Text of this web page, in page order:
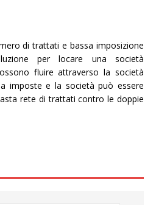
di trattati e bassa imposizione
per locare una società
fluire attraverso la società
imposte e la società può essere
rete di trattati contro le doppie